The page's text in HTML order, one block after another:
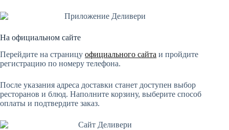
На официальном сайте
Перейдите на страницу официального сайта и пройдите
регистрацию по номеру телефона.
После указания адреса доставки станет доступен выбор
ресторанов и блюд. Наполните корзину, выберите способ
оплаты и подтвердите заказ.